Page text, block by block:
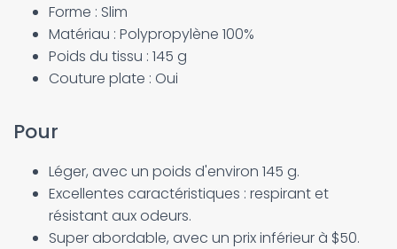
Forme : Slim
Matériau : Polypropylène 100%
Poids du tissu : 145 g
Couture plate : Oui
Pour
Léger, avec un poids d'environ 145 g.
Excellentes caractéristiques : respirant et
résistant aux odeurs.
Super abordable, avec un prix inférieur à $50.